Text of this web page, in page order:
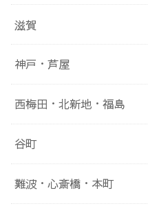
滋賀
神戸・芦屋
西梅田・北新地・福島
谷町
難波・心斎橋・本町